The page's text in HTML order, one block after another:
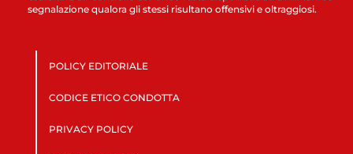
segnalazione qualora gli stessi risultano offensivi e oltraggiosi.
POLICY EDITORIALE
CODICE ETICO CONDOTTA
PRIVACY POLICY